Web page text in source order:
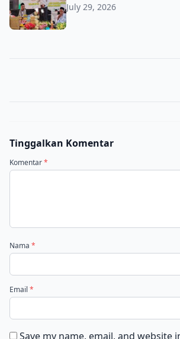
July 29, 2026
Tinggalkan Komentar
Komentar*
Nama *
Email *
Save my name, email, and website